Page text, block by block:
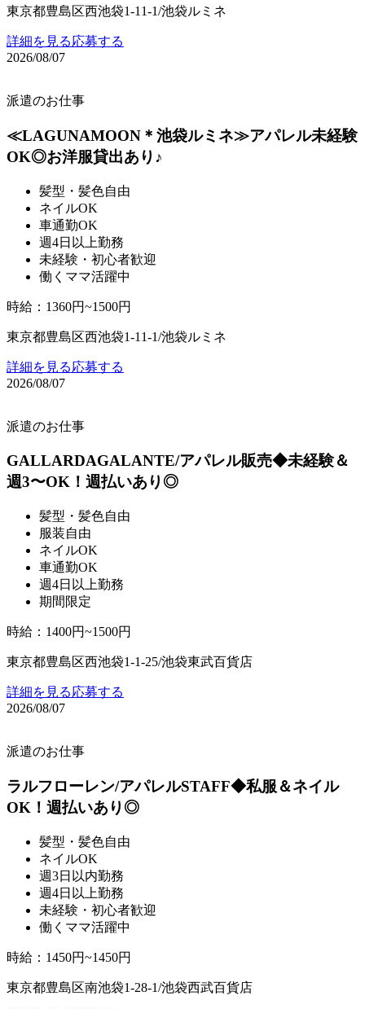
東京都豊島区西池袋1-11-1/池袋ルミネ
詳細を見る応募する
2026/08/07
派遣のお仕事
≪LAGUNAMOON＊池袋ルミネ≫アパレル未経験
OK◎お洋服貸出あり♪
髪型・髪色自由
ネイルOK
車通勤OK
週4日以上勤務
未経験・初心者歓迎
働くママ活躍中
時給 ： 1360円~1500円
東京都豊島区西池袋1-11-1/池袋ルミネ
詳細を見る応募する
2026/08/07
派遣のお仕事
GALLARDAGALANTE/アパレル販売◆未経験＆
週3〜OK！週払いあり◎
髪型・髪色自由
服装自由
ネイルOK
車通勤OK
週4日以上勤務
期間限定
時給 ： 1400円~1500円
東京都豊島区西池袋1-1-25/池袋東武百貨店
詳細を見る応募する
2026/08/07
派遣のお仕事
ラルフローレン/アパレルSTAFF◆私服＆ネイル
OK！週払いあり◎
髪型・髪色自由
ネイルOK
週3日以内勤務
週4日以上勤務
未経験・初心者歓迎
働くママ活躍中
時給 ： 1450円~1450円
東京都豊島区南池袋1-28-1/池袋西武百貨店